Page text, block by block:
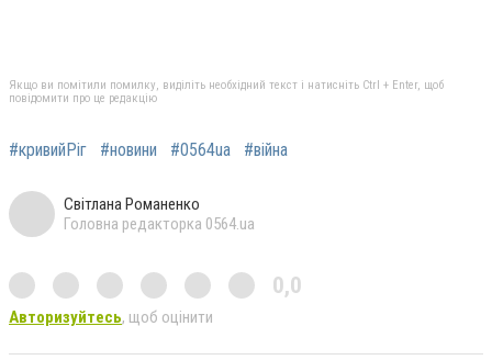
Якщо ви помітили помилку, виділіть необхідний текст і натисніть Ctrl + Enter, щоб
повідомити про це редакцію
#кривийРіг #новини #0564ua #війна
Світлана Романенко
Головна редакторка 0564.ua
0,0
Авторизуйтесь, щоб оцінити